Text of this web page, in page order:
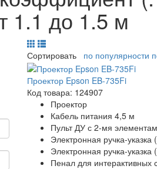
1.1 до 1.5 м
Сортировать по популярности
Проектор Epson EB-735Fi
Код товара: 124907
Проектор
Кабель питания 4,5 м
Пульт ДУ с 2-мя
Электронная ручка-указка
Электронная ручка-указка
Пенал для интерактивных